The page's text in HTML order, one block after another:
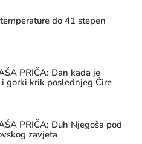
do 41 stepen
PRIČA: Dan kada je
gorki krik poslednjeg Ćire
PRIČA: Duh Njegoša pod
zavjeta